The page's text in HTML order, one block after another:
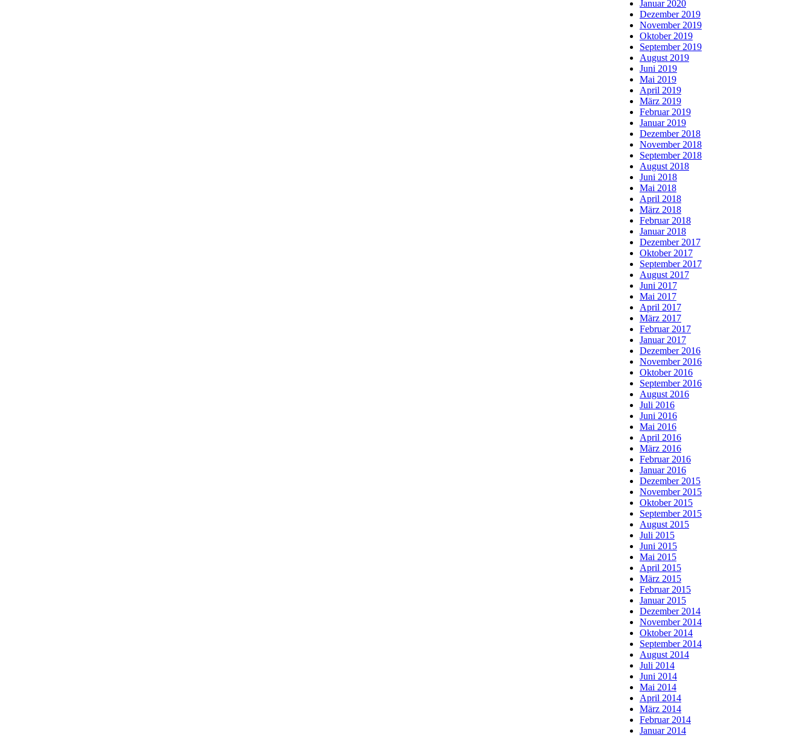
Januar 2020
Dezember 2019
November 2019
Oktober 2019
September 2019
August 2019
Juni 2019
Mai 2019
April 2019
März 2019
Februar 2019
Januar 2019
Dezember 2018
November 2018
September 2018
August 2018
Juni 2018
Mai 2018
April 2018
März 2018
Februar 2018
Januar 2018
Dezember 2017
Oktober 2017
September 2017
August 2017
Juni 2017
Mai 2017
April 2017
März 2017
Februar 2017
Januar 2017
Dezember 2016
November 2016
Oktober 2016
September 2016
August 2016
Juli 2016
Juni 2016
Mai 2016
April 2016
März 2016
Februar 2016
Januar 2016
Dezember 2015
November 2015
Oktober 2015
September 2015
August 2015
Juli 2015
Juni 2015
Mai 2015
April 2015
März 2015
Februar 2015
Januar 2015
Dezember 2014
November 2014
Oktober 2014
September 2014
August 2014
Juli 2014
Juni 2014
Mai 2014
April 2014
März 2014
Februar 2014
Januar 2014